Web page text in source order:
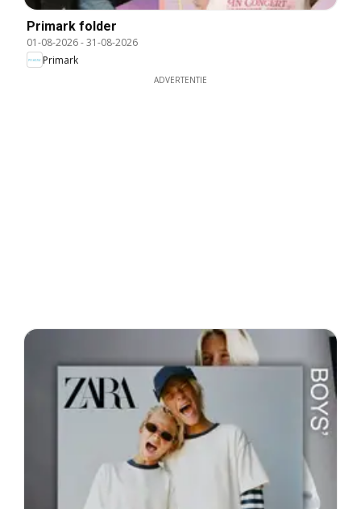
Primark folder
01-08-2026-31-08-2026
Primark
ADVERTENTIE